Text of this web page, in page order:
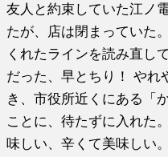
友人と約束していた江ノ
たが、店は閉まっていた
くれたラインを読み直し
だった、早とちり！ やれ
き、市役所近くにある「
ことに、待たずに入れた
味しい、辛くて美味しい